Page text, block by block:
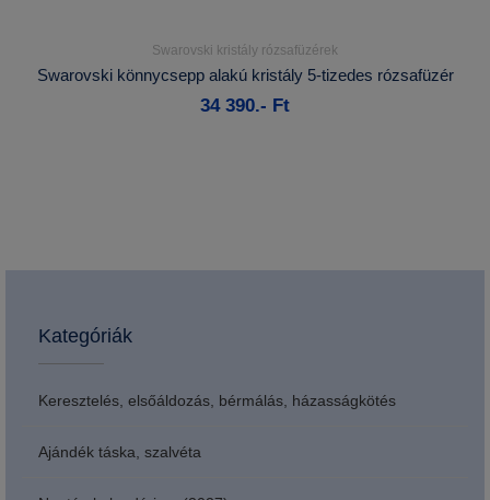
Részletek...
Kosárba
Swarovski kristály rózsafüzérek
Swarovski könnycsepp alakú kristály 5-tizedes rózsafüzér
34 390.- Ft
Kategóriák
Keresztelés, elsőáldozás, bérmálás, házasságkötés
Ajándék táska, szalvéta